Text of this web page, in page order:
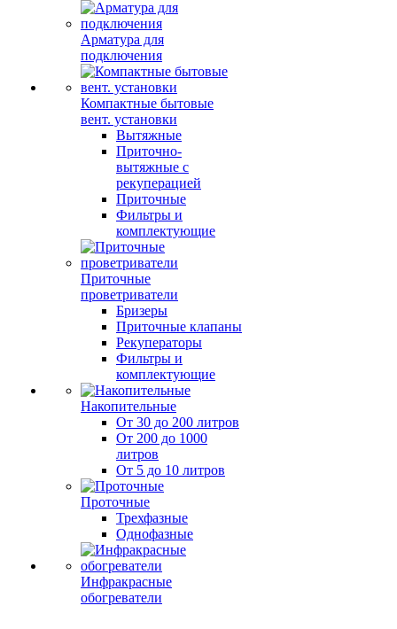
Арматура для
подключения
Компактные бытовые
вент. установки
Вытяжные
Приточно-
вытяжные с
рекуперацией
Приточные
Фильтры и
комплектующие
Приточные
проветриватели
Бризеры
Приточные клапаны
Рекуператоры
Фильтры и
комплектующие
Накопительные
От 30 до 200 литров
От 200 до 1000
литров
От 5 до 10 литров
Проточные
Трехфазные
Однофазные
Инфракрасные
обогреватели